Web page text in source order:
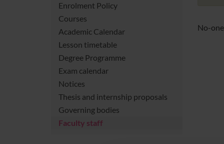
Enrolment Policy
Courses
Academic Calendar
Lesson timetable
Degree Programme
Exam calendar
Notices
Thesis and internship proposals
Governing bodies
Faculty staff
No-